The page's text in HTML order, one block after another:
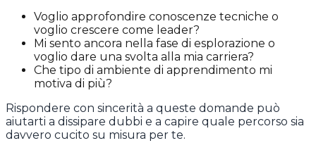
Voglio approfondire conoscenze tecniche o
voglio crescere come leader?
Mi sento ancora nella fase di esplorazione o
voglio dare una svolta alla mia carriera?
Che tipo di ambiente di apprendimento mi
motiva di più?
Rispondere con sincerità a queste domande può
aiutarti a dissipare dubbi e a capire quale percorso sia
davvero cucito su misura per te.